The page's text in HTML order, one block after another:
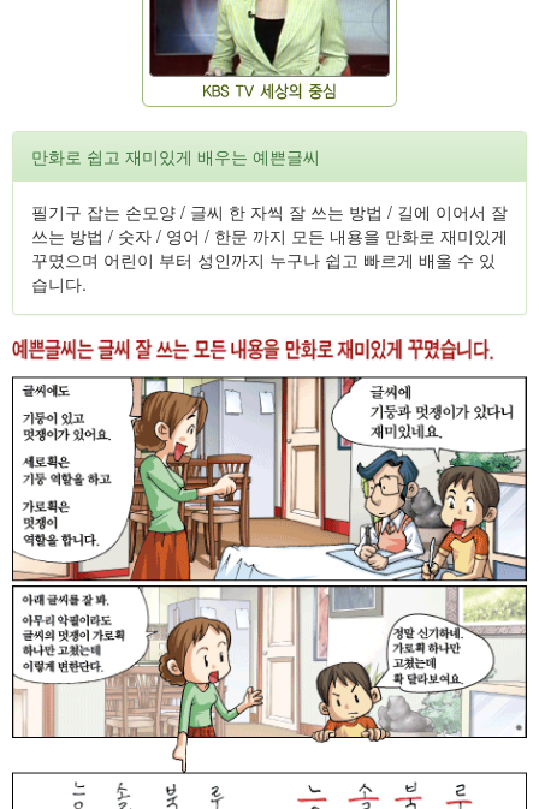
만화로 쉽고 재미있게 배우는 예쁜글씨
필기구 잡는 손모양 / 글씨 한 자씩 잘 쓰는 방법 / 길에 이어서 잘
쓰는 방법 / 숫자 / 영어 / 한문 까지 모든 내용을 만화로 재미있게
꾸몄으며 어린이 부터 성인까지 누구나 쉽고 빠르게 배울 수 있
습니다.